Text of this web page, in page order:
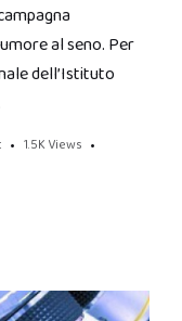
al seno. Per
dell’Istituto
1.5K Views